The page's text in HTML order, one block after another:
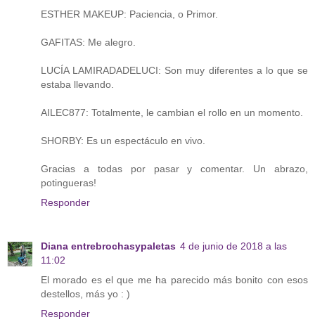
ESTHER MAKEUP: Paciencia, o Primor.
GAFITAS: Me alegro.
LUCÍA LAMIRADADELUCI: Son muy diferentes a lo que se
estaba llevando.
AILEC877: Totalmente, le cambian el rollo en un momento.
SHORBY: Es un espectáculo en vivo.
Gracias a todas por pasar y comentar. Un abrazo,
potingueras!
Responder
Diana entrebrochasypaletas 4 de junio de 2018 a las
11:02
El morado es el que me ha parecido más bonito con esos
destellos, más yo : )
Responder